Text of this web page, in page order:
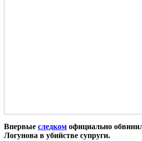
Впервые следком официально
Логунова в убийстве супруги.